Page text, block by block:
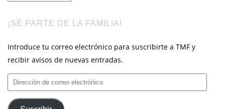
¡SÉ PARTE DE LA FAMILIA!
Introduce tu correo electrónico para suscribirte a TMF y
recibir avisos de nuevas entradas.
Dirección
de
correo